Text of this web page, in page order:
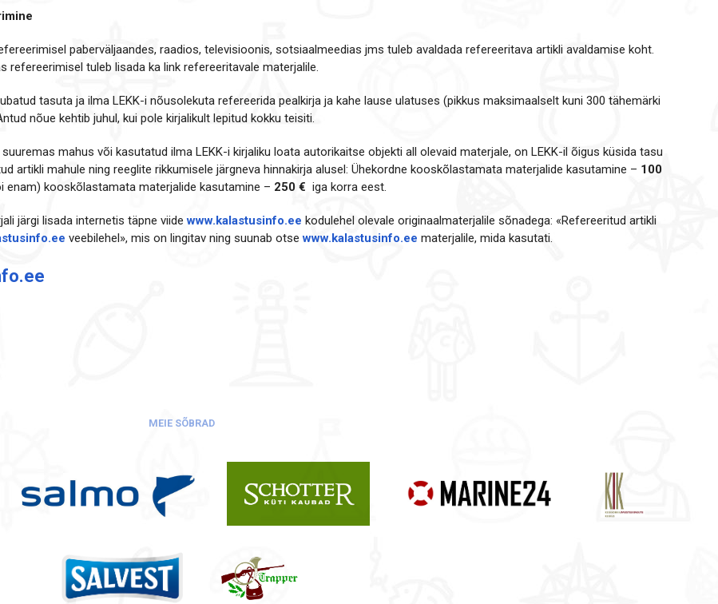
paberväljaandes, raadios, televisioonis, sotsiaalmeedias jms tuleb avaldada refereeritava artikli avaldamise koht.
refereerimisel tuleb lisada ka link refereeritavale materjalile.
tasuta ja ilma LEKK-i nõusolekuta refereerida pealkirja ja kahe lause ulatuses (pikkus maksimaalselt kuni 300 tähemärki
nõue kehtib juhul, kui pole kirjalikult lepitud kokku teisiti.
mahus või kasutatud ilma LEKK-i kirjaliku loata autorikaitse objekti all olevaid materjale, on LEKK-il õigus küsida tasu
artikli mahule ning reeglite rikkumisele järgneva hinnakirja alusel: Ühekordne kooskõlastamata materjalide kasutamine – 100
enam) kooskõlastamata materjalide kasutamine – 250 € iga korra eest.
järgi lisada internetis täpne viidewww.kalastusinfo.ee kodulehel olevale originaalmaterjalile sõnadega: «Refereeritud artikli
veebilehel», mis on lingitav ning suunab otsewww.kalastusinfo.ee materjalile, mida kasutati.
MEIE SÕBRAD